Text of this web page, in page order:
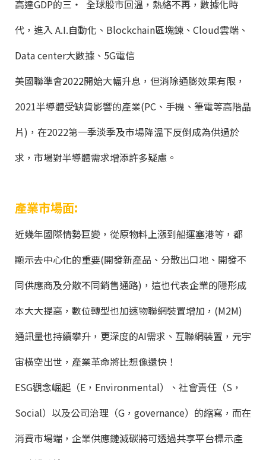
高達GDP的三‧ 全球股市回溫，熱絡不再，數據化時
代，進入 A.I.自動化、Blockchain區塊鍊、Cloud雲端、
Data center大數據、5G電信
美國聯準會2022開始大幅升息，但消除通膨效果有限，
2021半導體受缺貨影響的產業(PC、手機、筆電等高階晶
片)，在2022第一季淡季及市場降溫下反倒成為供過於
求，市場對半導體需求增添許多疑慮。
產業市場面:
近幾年國際情勢巨變，從原物料上漲到船運塞港等，都
顯示去中心化的重要(開發新產品、分散出口地、開發不
同供應商及分散不同銷售通路)，這也代表企業的隱形成
本大大提高，數位轉型也加速物聯網裝置增加，(M2M)
通訊量也持續攀升，更深度的AI需求、互聯網裝置，元宇
宙橫空出世，產業革命將比想像還快！
ESG觀念崛起（E，Environmental）、社會責任（S，
Social）以及公司治理（G，governance）的縮寫，而在
消費市場端，企業供應鏈減碳將可透過共享平台標示產